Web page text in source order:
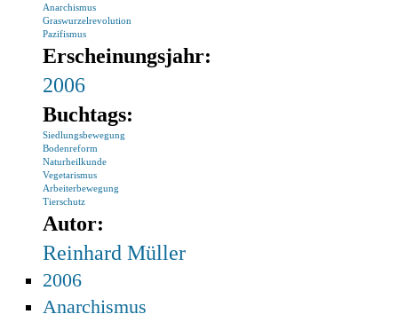
Anarchismus
Graswurzelrevolution
Pazifismus
Erscheinungsjahr:
2006
Buchtags:
Siedlungsbewegung
Bodenreform
Naturheilkunde
Vegetarismus
Arbeiterbewegung
Tierschutz
Autor:
Reinhard Müller
2006
Anarchismus